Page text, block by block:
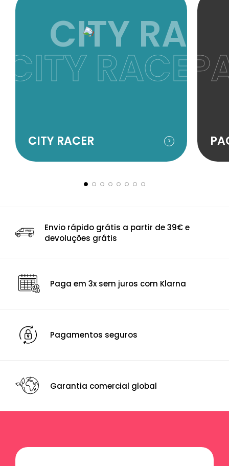
CITY RACER
CITY
CITY RACER
Envio rápido grátis a partir de 39€ e
devoluções grátis
Paga em 3x sem juros com Klarna
Pagamentos seguros
Garantia comercial global